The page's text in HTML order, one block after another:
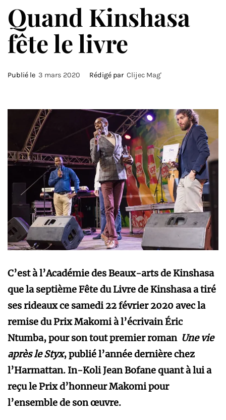
Quand Kinshasa
fête le livre
Publié le 3 mars 2020 Rédigé par Clijec Mag'
C’est à l’Académie des Beaux-arts de Kinshasa
que la septième Fête du Livre de Kinshasa a tiré
ses rideaux ce samedi 22 février 2020 avec la
remise du Prix Makomi à l’écrivain Éric
Ntumba, pour son tout premier roman Une vie
après le Styx, publié l’année dernière chez
l’Harmattan. In-Koli Jean Bofane quant à lui a
reçu le Prix d’honneur Makomi pour
l’ensemble de son œuvre.